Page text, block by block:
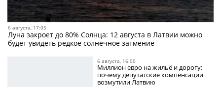
6 августа, 17:05
Луна закроет до 80% Солнца: 12 августа в Латвии можно
будет увидеть редкое солнечное затмение
6 августа, 16:00
Миллион евро на жильё и дорогу:
почему депутатские компенсации
возмутили Латвию